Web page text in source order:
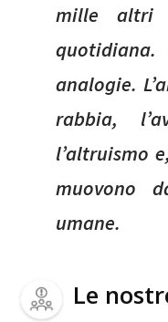
mille altri
analogie.
rabbia,
l’altruismo
muovono
umane.
Le